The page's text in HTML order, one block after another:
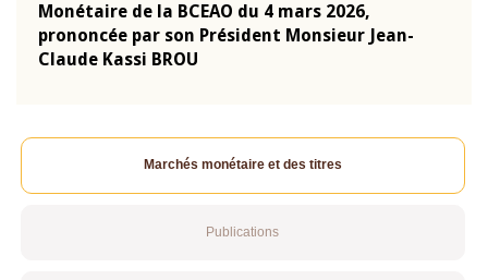
Monétaire de la BCEAO du 4 mars 2026,
prononcée par son Président Monsieur Jean-
Claude Kassi BROU
Marchés monétaire et des titres
Publications